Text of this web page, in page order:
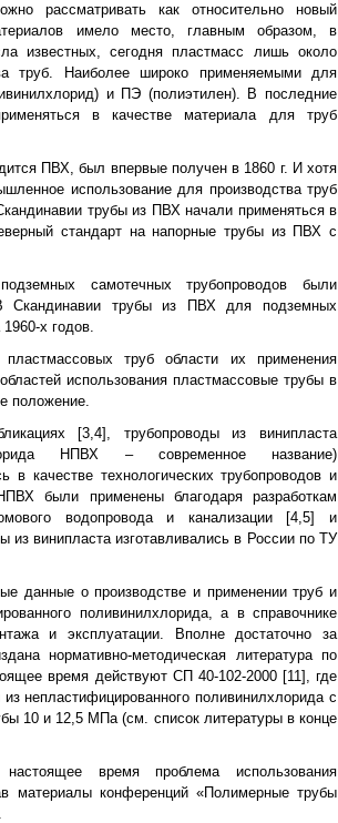
рассматривать как относительно новый
имело место, главным образом, в
известных, сегодня пластмасс лишь около
труб. Наиболее широко применяемыми для
и ПЭ (полиэтилен). В последние
в качестве материала для труб
ПВХ, был впервые получен в 1860 г. И хотя
использование для производства труб
трубы из ПВХ начали применяться в
стандарт на напорные трубы из ПВХ с
самотечных трубопроводов были
Скандинавии трубы из ПВХ для подземных
х годов.
труб области их применения
использования пластмассовые трубы в
положение.
[3,4], трубопроводы из винипласта
НПВХ – современное название)
в качестве технологических трубопроводов и
были применены благодаря разработкам
водопровода и канализации [4,5] и
из винипласта изготавливались в России по ТУ
данные о производстве и применении труб и
поливинилхлорида, а в справочнике
и эксплуатации. Вполне достаточно за
нормативно-методическая литература по
время действуют СП 40-102-2000 [11], где
непластифицированного поливинилхлорида с
10 и 12,5 МПа (см. список литературы в конце
время проблема использования
материалы конференций «Полимерные трубы